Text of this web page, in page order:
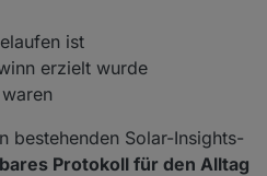
ist
erzielt wurde
bestehenden Solar-Insights-
Protokoll für den Alltag